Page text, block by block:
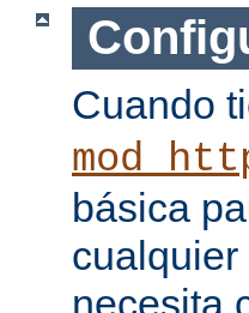
Cuando
básica
necesita